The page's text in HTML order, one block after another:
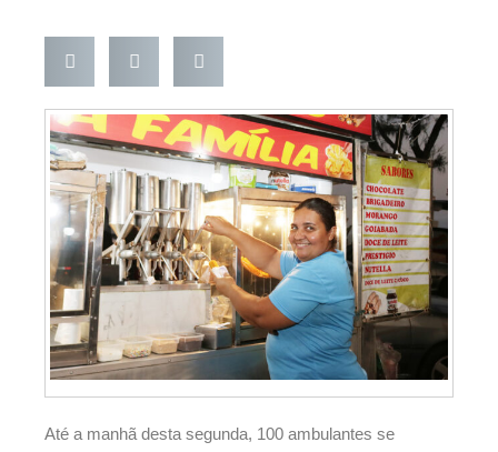
Até a manhã desta segunda, 100 ambulantes se